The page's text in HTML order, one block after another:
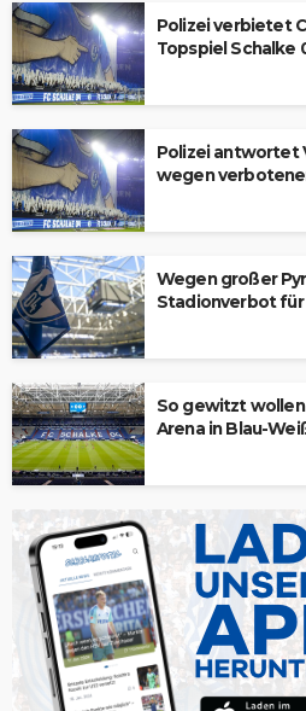
Polizei verbietet
Topspiel Schalke
Polizei antwortet
wegen
Wegen großer
Stadionverbot
So gewitzt
Arena in Blau-